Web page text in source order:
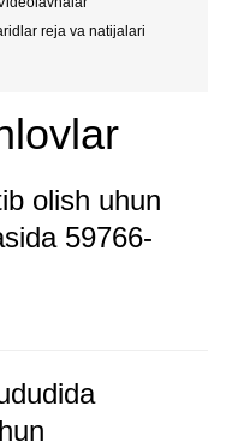
reja va natijalari
olish uhun
59766-